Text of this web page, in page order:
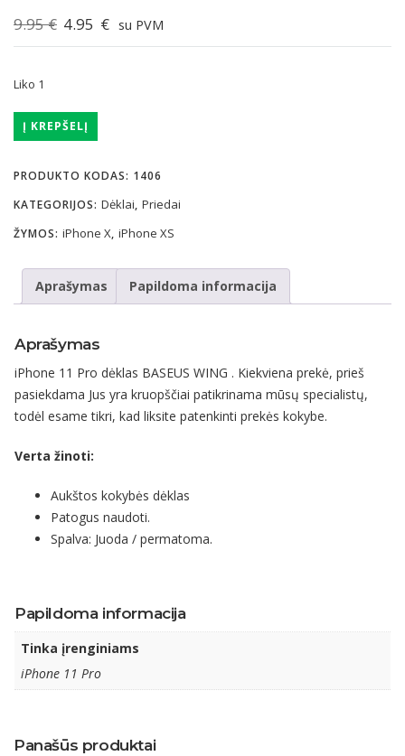
9.95€ Original
price
4.95 € Current
price
su PVM
Liko 1
produkto
kiekis:
Pro
dėklas
WING
Į KREPŠELĮ
PRODUKTO KODAS: 1406
KATEGORIJOS: Dėklai, Priedai
ŽYMOS: iPhone X, iPhone XS
Aprašymas Papildoma informacija
Aprašymas
iPhone 11 Pro dėklas BASEUS WING . Kiekviena prekė, prieš
pasiekdama Jus yra kruopščiai patikrinama mūsų specialistų,
todėl esame tikri, kad liksite patenkinti prekės kokybe.
Verta žinoti:
Aukštos kokybės dėklas
Patogus naudoti.
Spalva: Juoda / permatoma.
Papildoma informacija
Tinka įrenginiams
iPhone 11 Pro
Panašūs produktai